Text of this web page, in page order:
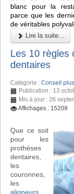
blanc pour la
parce que les
de véritables
Lire la suite...
Les 10 règles
dentaires
Catégorie : Conseil plus
Publication : 13
Mis à jour : 26
Affichages : 15209
Que ce soit
pour les
prothèses
dentaires,
les
couronnes,
les
aligneurs